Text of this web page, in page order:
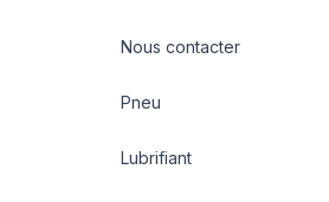
Nous contacter
Pneu
Lubrifiant